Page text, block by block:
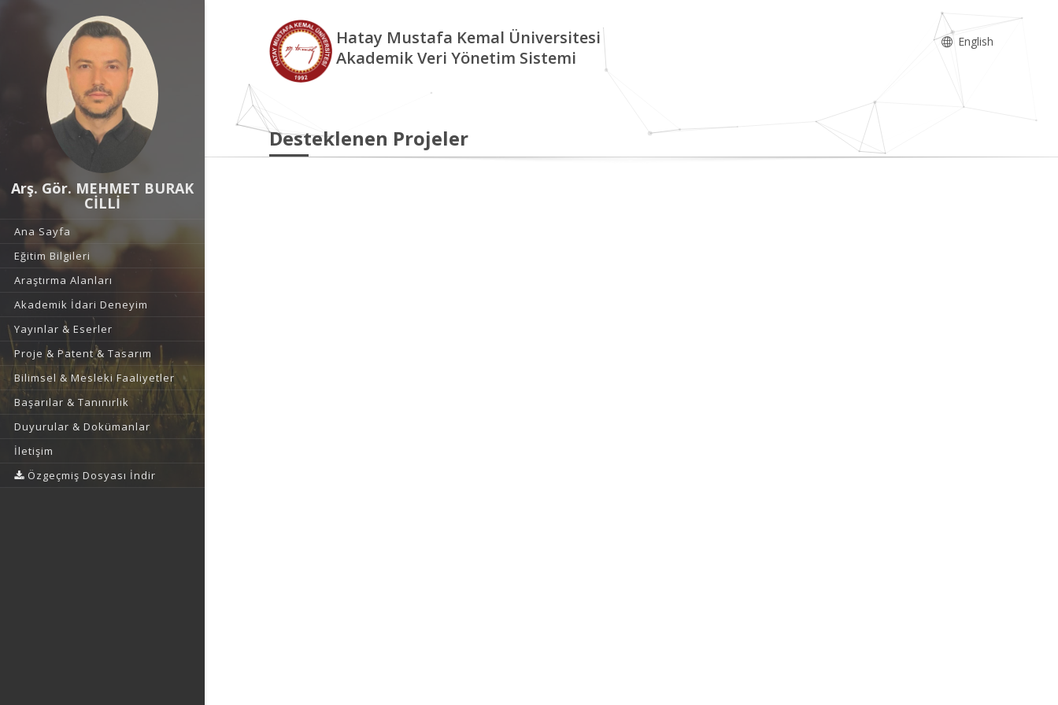
Arş. Gör. MEHMET BURAK
CİLLİ
Ana Sayfa
Eğitim Bilgileri
Araştırma Alanları
Akademik İdari Deneyim
Yayınlar & Eserler
Proje & Patent & Tasarım
Bilimsel & Mesleki Faaliyetler
Başarılar & Tanınırlık
Duyurular & Dokümanlar
İletişim
Özgeçmiş Dosyası İndir
Hatay Mustafa Kemal Üniversitesi
Akademik Veri Yönetim Sistemi
English
Desteklenen Projeler